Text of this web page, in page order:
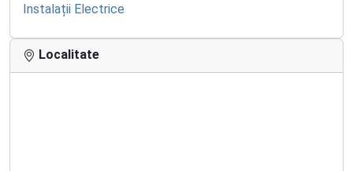
Instalații Electrice
Localitate